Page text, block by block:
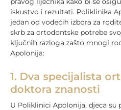
iskustvo i rezultati. Poliklinika
jedan od vodećih izbora za
skrb za ortodontske potrebe
ključnih razloga zašto mnogi
Apolonija:
1. Dva specijalista
doktora znanosti
U Poliklinici Apolonija, djeca su